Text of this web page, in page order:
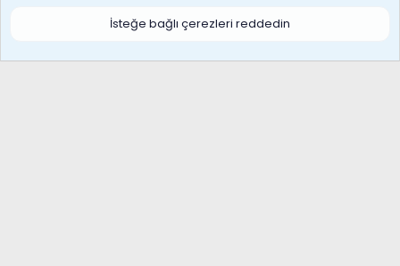
İsteğe bağlı çerezleri reddedin